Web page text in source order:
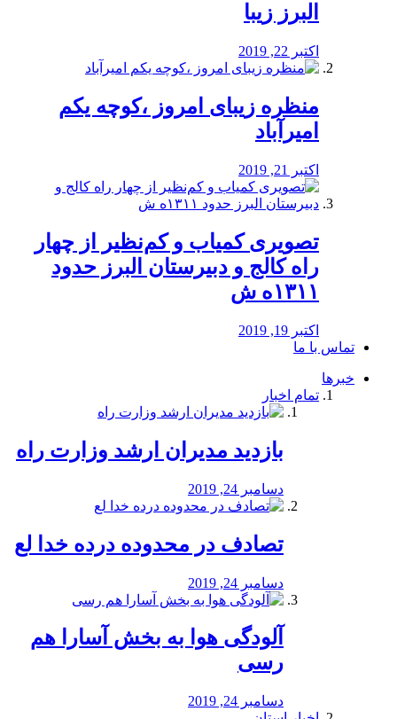
البرز زیبا
اکتبر 22, 2019
منظره‌‌ زیبای امروز ،کوچه یکم
امیرآباد
اکتبر 21, 2019
️تصویری کمیاب و کم‌نظیر از چهار
راه كالج و دبيرستان البرز حدود
۱۳۱۱ه ش
اکتبر 19, 2019
تماس با ما
خبرها
تمام اخبار
بازدید مدیران ارشد وزارت راه
دسامبر 24, 2019
تصادف در محدوده درده خدا لع
دسامبر 24, 2019
آلودگی هوا به بخش آسارا هم
رسی
دسامبر 24, 2019